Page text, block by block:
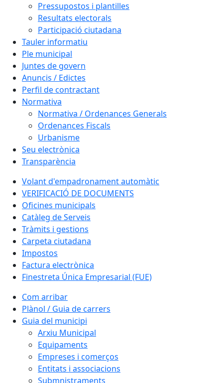
Pressupostos i plantilles
Resultats electorals
Participació ciutadana
Tauler informatiu
Ple municipal
Juntes de govern
Anuncis / Edictes
Perfil de contractant
Normativa
Normativa / Ordenances Generals
Ordenances Fiscals
Urbanisme
Seu electrònica
Transparència
Volant d'empadronament automàtic
VERIFICACIÓ DE DOCUMENTS
Oficines municipals
Catàleg de Serveis
Tràmits i gestions
Carpeta ciutadana
Impostos
Factura electrònica
Finestreta Única Empresarial (FUE)
Com arribar
Plànol / Guia de carrers
Guia del municipi
Arxiu Municipal
Equipaments
Empreses i comerços
Entitats i associacions
Submnistraments